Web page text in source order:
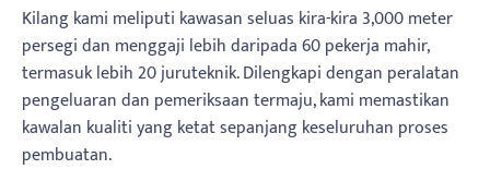
Kilang kami meliputi kawasan seluas kira-kira 3,000 meter
persegi dan menggaji lebih daripada 60 pekerja mahir,
termasuk lebih 20 juruteknik. Dilengkapi dengan peralatan
pengeluaran dan pemeriksaan termaju, kami memastikan
kawalan kualiti yang ketat sepanjang keseluruhan proses
pembuatan.